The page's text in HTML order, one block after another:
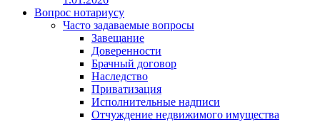
Вопрос нотариусу
Часто задаваемые вопросы
Завещание
Доверенности
Брачный договор
Наследство
Приватизация
Исполнительные надписи
Отчуждение недвижимого имущества